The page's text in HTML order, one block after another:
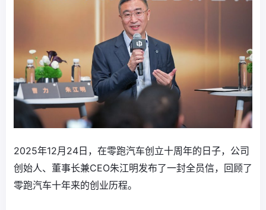
2025年12月24日，在零跑汽车创立十周年的日子，公司
创始人、董事长兼CEO朱江明发布了一封全员信，回顾了
零跑汽车十年来的创业历程。